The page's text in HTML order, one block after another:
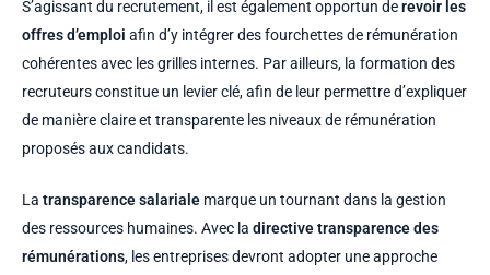
S’agissant du recrutement, il est également opportun derevoir les
offres d’emploi afin d’y intégrer des fourchettes de rémunération
cohérentes avec les grilles internes. Par ailleurs, la formation des
recruteurs constitue un levier clé, afin de leur permettre d’expliquer
de manière claire et transparente les niveaux de rémunération
proposés aux candidats.
La transparence salariale marque un tournant dans la gestion
des ressources humaines. Avec la directive transparence des
rémunérations, les entreprises devront adopter une approche